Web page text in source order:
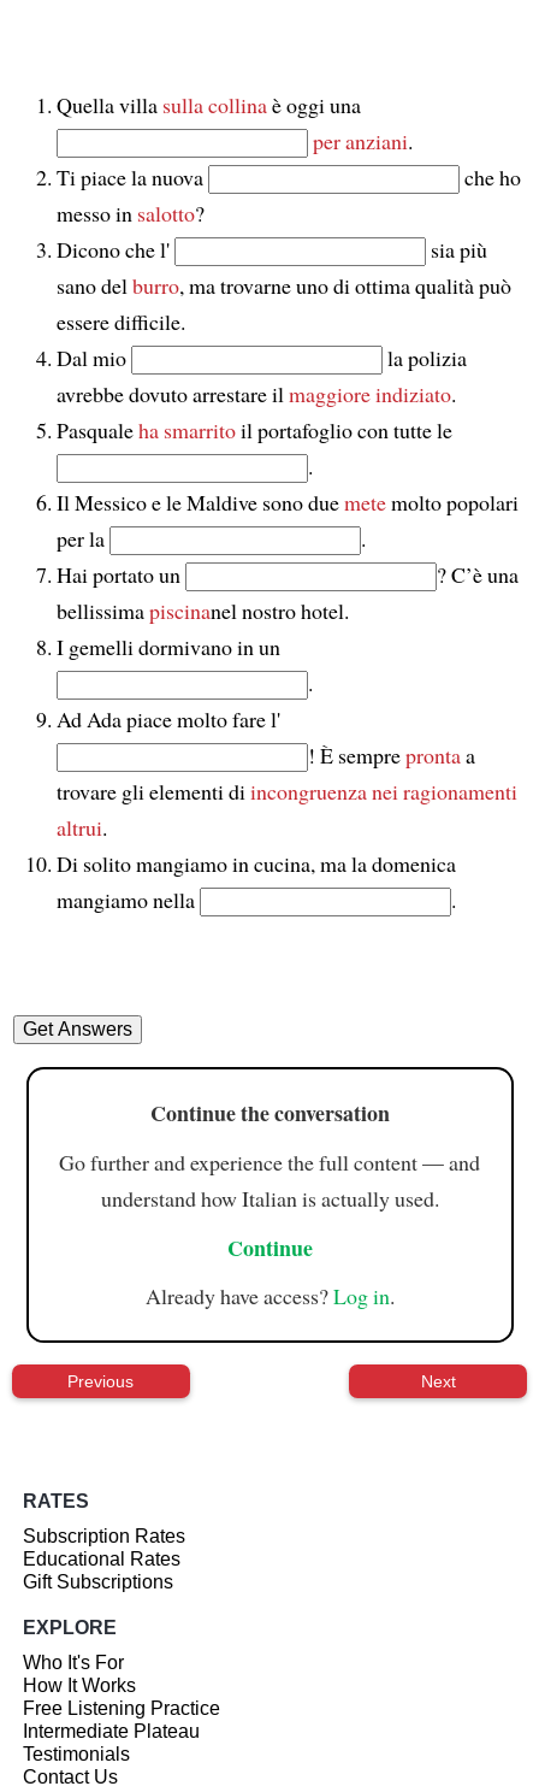
Quella villa sulla collinaè oggi una
per anziani.
Ti piace la nuova
che ho
messo in salotto?
Dicono che l'
sia più
sano del burro, ma trovarne uno di ottima qualità può
essere difficile.
Dal mio
la polizia
avrebbe dovuto arrestare il maggiore indiziato.
Pasqualeha smarritoil portafoglio con tutte le
.
Il Messico e le Maldive sono duemetemolto popolari
per la
.
Hai portato un
? C’è una
bellissimapiscinanel nostro hotel.
I gemelli dormivano in un
.
Ad Ada piace molto fare l'
! È sempreprontaa
trovare gli elementi di incongruenzanei ragionamenti
altrui.
Di solito mangiamo in cucina, ma la domenica
mangiamo nella
.
Continue the conversation
Go further and experience the full content — and
understand how Italian is actually used.
Continue
Already have access?Log in.
Previous Next
RATES
Subscription Rates
Educational Rates
Gift Subscriptions
EXPLORE
Who It's For
How It Works
Free Listening Practice
Intermediate Plateau
Testimonials
Contact Us